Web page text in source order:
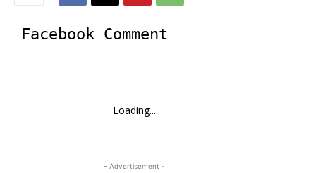
Facebook Comment
Loading...
- Advertisement -